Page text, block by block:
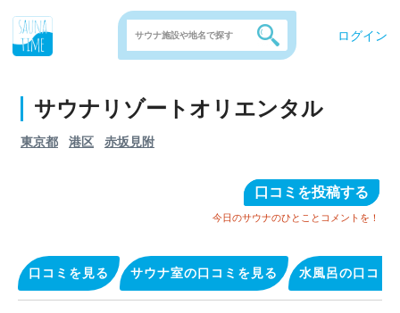
ログイン
サウナリゾートオリエンタル
東京都 港区 赤坂見附
口コミを投稿する
今日のサウナのひとことコメントを！
口コミを見る サウナ室の口コミを見る 水風呂の口コミ